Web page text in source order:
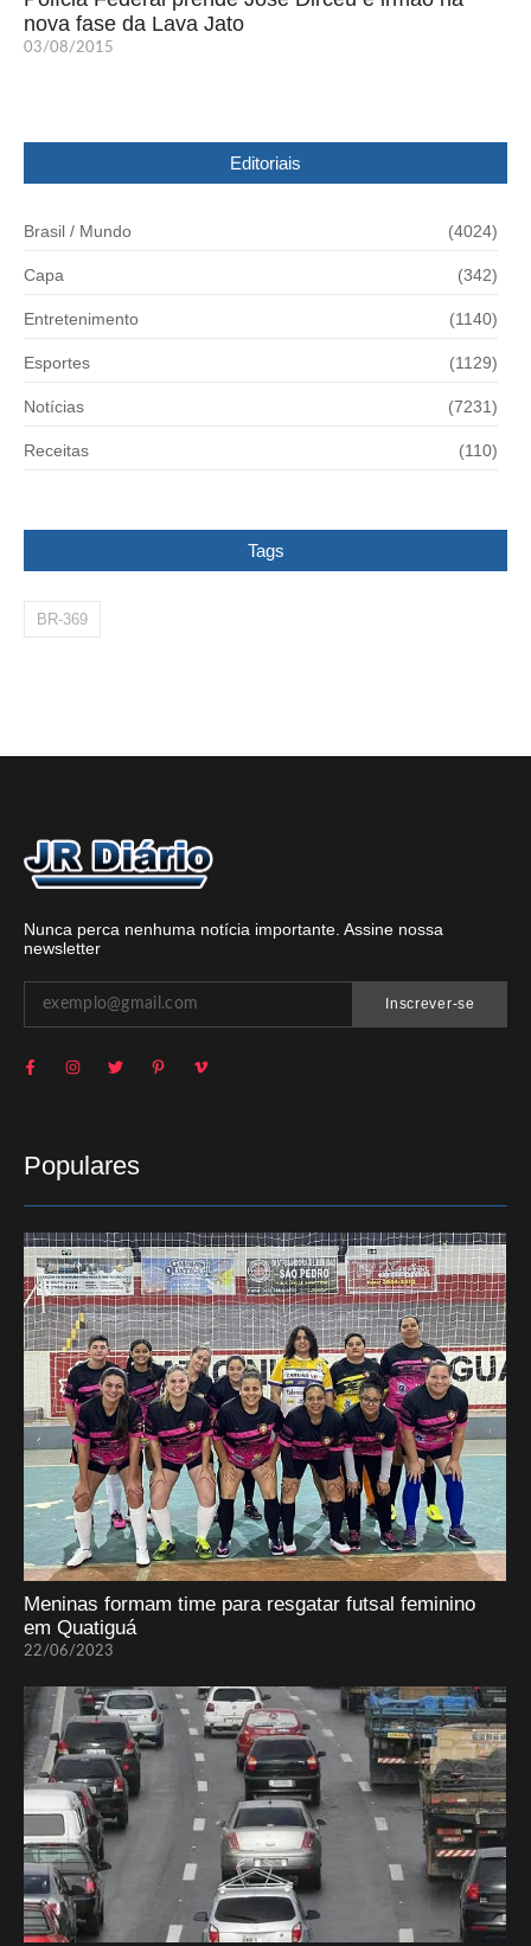
nova fase da Lava Jato
03/08/2015
Editoriais
Brasil / Mundo (4024)
Capa (342)
Entretenimento (1140)
Esportes (1129)
Notícias (7231)
Receitas (110)
Tags
BR-369
Nunca perca nenhuma notícia importante. Assine nossa
newsletter
Inscrever-se
Populares
Meninas formam time para resgatar futsal feminino
em Quatiguá
22/06/2023